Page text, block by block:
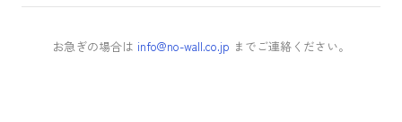
お急ぎの場合は info@no-wall.co.jp までご連絡ください。